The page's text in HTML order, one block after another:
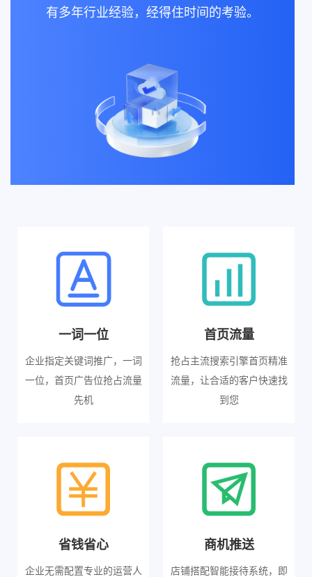
有多年行业经验，经得住时间的考验。
一词一位
企业指定关键词推广，一词
一位，首页广告位抢占流量
先机
首页流量
抢占主流搜索引擎首页精准
流量，让合适的客户快速找
到您
省钱省心
企业无需配置专业的运营人
商机推送
店铺搭配智能接待系统，即